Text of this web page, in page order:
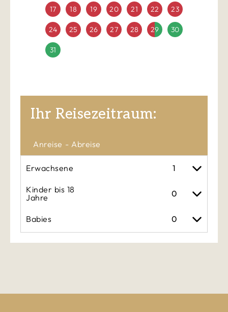
Ihr Reisezeitraum:
Anreise Abreise
Erwachsene
Kinder bis 18
Jahre
Babies
17 18 19 20 21 22 23
24 25 26 27 28 29 30
31